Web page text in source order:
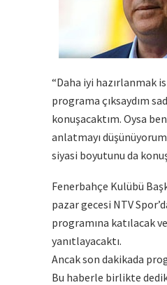
“Daha iyi hazırlanmak
programa çıksaydım
konuşacaktım. Oysa
anlatmayı
siyasi boyutunu da
Fenerbahçe Kulübü
pazar gecesi NTV
programına katılacak
yanıtlayacaktı.
Ancak son dakikada
Bu haberle birlikte